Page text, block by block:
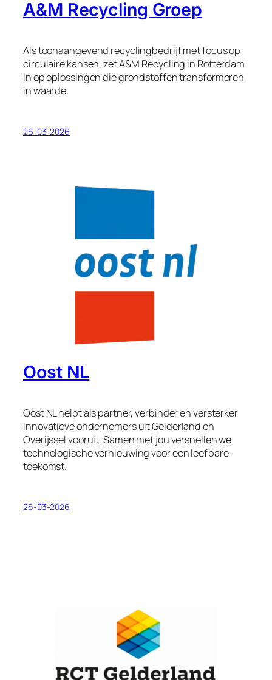
A&M Recycling Groep
Als toonaangevend recyclingbedrijf met focus op
circulaire kansen, zet A&M Recycling in Rotterdam
in op oplossingen die grondstoffen transformeren
in waarde.
26-03-2026
Oost NL
Oost NL helpt als partner, verbinder en versterker
innovatieve ondernemers uit Gelderland en
Overijssel vooruit. Samen met jou versnellen we
technologische vernieuwing voor een leefbare
toekomst.
26-03-2026